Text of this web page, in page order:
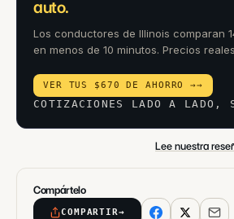
auto.
Los conductores de Illinois comparan
en menos de 10 minutos. Precios
VER TUS $670 DE AHORRO →→
COTIZACIONES LADO A LADO,
Lee nuestra
Compártelo
COMPARTIR→